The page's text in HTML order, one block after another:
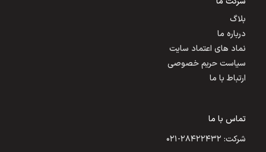
بلاگ
درباره ما
نماد های اعتماد سایت
سیاست حریم خصوصی
ارتباط با ما
تماس با ما
شرکت: ۲۸۴۲۲۴۳۲-۰۲۱